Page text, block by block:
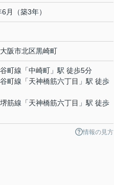
月（築3年）
大阪市北区黒崎町
町線 「中崎町 」駅 徒歩5分
町線 「天神橋筋六丁目 」駅 徒歩
筋線 「天神橋筋六丁目 」駅 徒歩
情報の見方